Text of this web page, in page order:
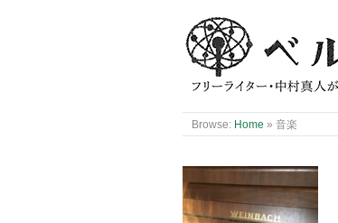
Browse: Home » 音楽